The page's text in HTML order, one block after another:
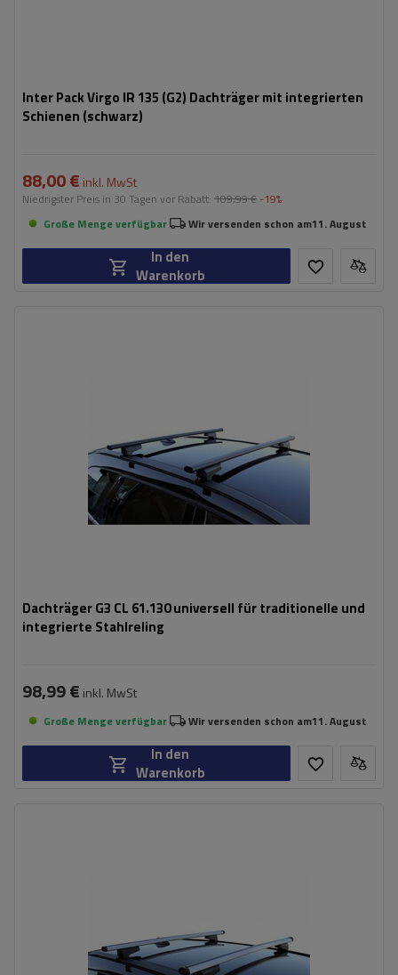
Inter Pack Virgo IR 135 (G2) Dachträger mit integrierten
Schienen (schwarz)
88,00 € inkl. MwSt
Niedrigster Preis in 30 Tagen vor Rabatt: 109,99 € -19%
Große Menge verfügbar
Wir versenden schon am11. August
In den
Warenkorb
Dachträger G3 CL 61.130 universell für traditionelle und
integrierte Stahlreling
98,99 € inkl. MwSt
Große Menge verfügbar Wir versenden schon am11. August
In den
Warenkorb